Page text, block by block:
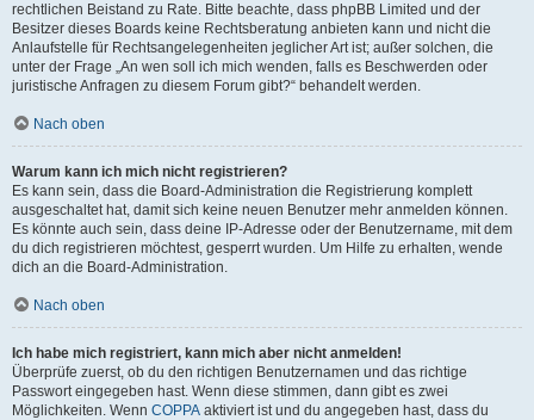
rechtlichen Beistand zu Rate. Bitte beachte, dass phpBB Limited und der
Besitzer dieses Boards keine Rechtsberatung anbieten kann und nicht die
Anlaufstelle für Rechtsangelegenheiten jeglicher Art ist; außer solchen, die
unter der Frage „An wen soll ich mich wenden, falls es Beschwerden oder
juristische Anfragen zu diesem Forum gibt?“ behandelt werden.
Nach oben
Warum kann ich mich nicht registrieren?
Es kann sein, dass die Board-Administration die Registrierung komplett
ausgeschaltet hat, damit sich keine neuen Benutzer mehr anmelden können.
Es könnte auch sein, dass deine IP-Adresse oder der Benutzername, mit dem
du dich registrieren möchtest, gesperrt wurden. Um Hilfe zu erhalten, wende
dich an die Board-Administration.
Nach oben
Ich habe mich registriert, kann mich aber nicht anmelden!
Überprüfe zuerst, ob du den richtigen Benutzernamen und das richtige
Passwort eingegeben hast. Wenn diese stimmen, dann gibt es zwei
Möglichkeiten. Wenn COPPA aktiviert ist und du angegeben hast, dass du